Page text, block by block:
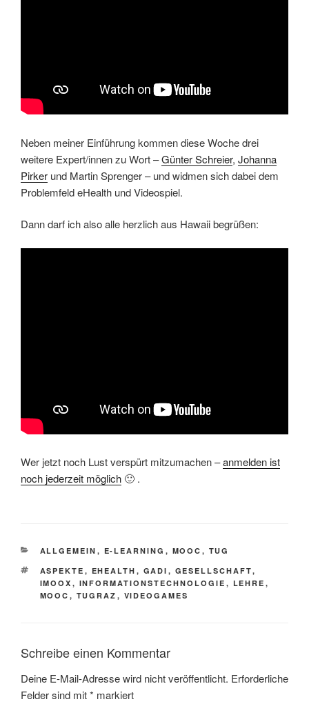
Neben meiner Einführung kommen diese Woche drei
weitere Expert/innen zu Wort –Günter Schreier, Johanna
Pirker und Martin Sprenger – und widmen sich dabei dem
Problemfeld eHealth und Videospiel.
Dann darf ich also alle herzlich aus Hawaii begrüßen:
Wer jetzt noch Lust verspürt mitzumachen –anmelden ist
noch jederzeit möglich 🙂 .
KATEGORIEN
ALLGEMEIN , E-LEARNING , MOOC , TUG
SCHLAGWÖRTER
ASPEKTE , EHEALTH , GADI , GESELLSCHAFT,
IMOOX , INFORMATIONSTECHNOLOGIE , LEHRE ,
MOOC , TUGRAZ , VIDEOGAMES
Schreibe einen Kommentar
Deine E-Mail-Adresse wird nicht veröffentlicht. Erforderliche
Felder sind mit* markiert